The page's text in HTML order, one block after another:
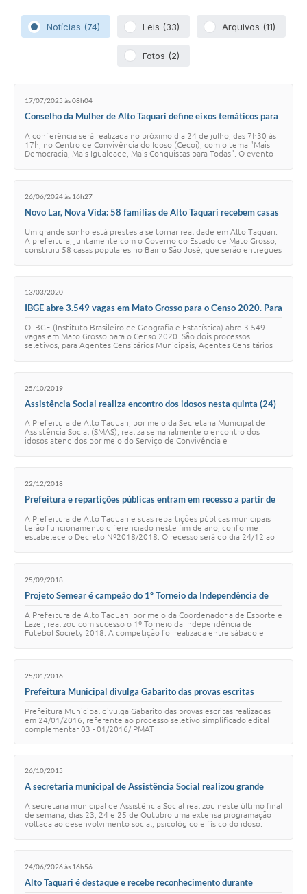
Notícias (74) Leis (33) Arquivos (11)
Fotos (2)
17/07/2025 às 08h04
Conselho da Mulher de Alto Taquari define eixos temáticos para
A conferência será realizada no próximo dia 24 de julho, das 7h30 às
17h, no Centro de Convivência do Idoso (Cecoi), com o tema "Mais
Democracia, Mais Igualdade, Mais Conquistas para Todas". O evento
26/06/2024 às 16h27
Novo Lar, Nova Vida: 58 famílias de Alto Taquari recebem casas
Um grande sonho está prestes a se tornar realidade em Alto Taquari.
A prefeitura, juntamente com o Governo do Estado de Mato Grosso,
construiu 58 casas populares no Bairro São José, que serão entregues
13/03/2020
IBGE abre 3.549 vagas em Mato Grosso para o Censo 2020. Para
O IBGE (Instituto Brasileiro de Geografia e Estatística) abre 3.549
vagas em Mato Grosso para o Censo 2020. São dois processos
seletivos, para Agentes Censitários Municipais, Agentes Censitários
25/10/2019
Assistência Social realiza encontro dos idosos nesta quinta (24)
A Prefeitura de Alto Taquari, por meio da Secretaria Municipal de
Assistência Social (SMAS), realiza semanalmente o encontro dos
idosos atendidos por meio do Serviço de Convivência e
22/12/2018
Prefeitura e repartições públicas entram em recesso a partir de
A Prefeitura de Alto Taquari e suas repartições públicas municipais
terão funcionamento diferenciado neste fim de ano, conforme
estabelece o Decreto Nº2018/2018. O recesso será do dia 24/12 ao
25/09/2018
Projeto Semear é campeão do 1º Torneio da Independência de
A Prefeitura de Alto Taquari, por meio da Coordenadoria de Esporte e
Lazer, realizou com sucesso o 1º Torneio da Independência de
Futebol Society 2018. A competição foi realizada entre sábado e
25/01/2016
Prefeitura Municipal divulga Gabarito das provas escritas
Prefeitura Municipal divulga Gabarito das provas escritas realizadas
em 24/01/2016, referente ao processo seletivo simplificado edital
complementar 03 - 01/2016/ PMAT
26/10/2015
A secretaria municipal de Assistência Social realizou grande
A secretaria municipal de Assistência Social realizou neste último final
de semana, dias 23, 24 e 25 de Outubro uma extensa programação
voltada ao desenvolvimento social, psicológico e físico do idoso.
24/06/2026 às 16h56
Alto Taquari é destaque e recebe reconhecimento durante